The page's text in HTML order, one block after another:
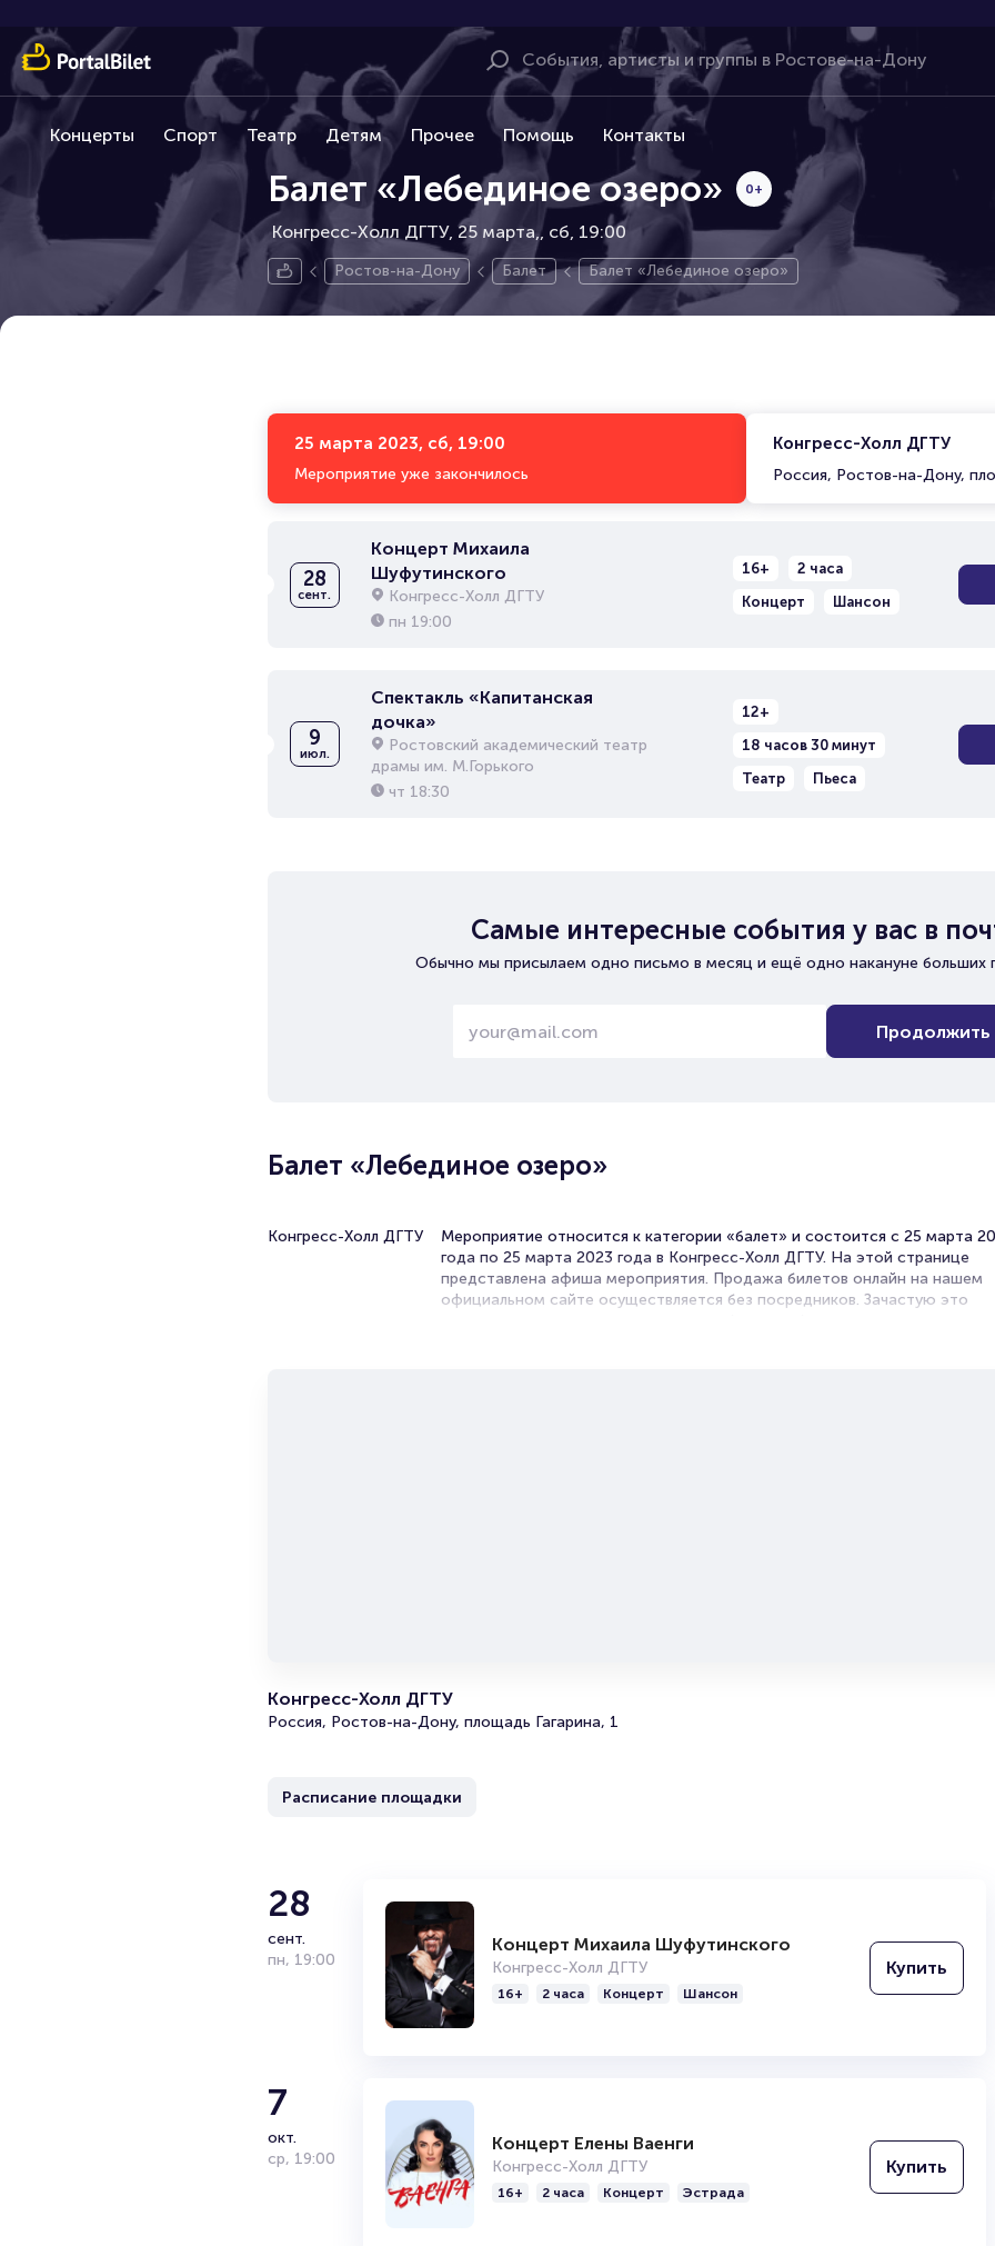
Концерты Спорт Театр Детям Прочее Помощь Контакты
Балет «Лебединое озеро»
Конгресс-Холл ДГТУ, 25 марта,
0+
сб, 19:00
Ростов-на-Дону Балет Балет «Лебединое озеро»
25 марта 2023, сб, 19:00
Мероприятие уже закончилось
Конгресс-Холл ДГТУ
Россия, Ростов-на-Дону,
28
сент.
Концерт Михаила
Шуфутинского
Конгресс-Холл ДГТУ
пн 19:00
16+
2 часа
Концерт
Шансон
9
июл.
Спектакль «Капитанская
дочка»
Ростовский академический театр
драмы им. М.Горького
чт 18:30
12+
18 часов 30 минут
Театр
Пьеса
Самые интересные события у вас в
Обычно мы присылаем одно письмо в месяц и ещё одно накануне больших
Продолжить
Балет «Лебединое озеро»
Конгресс-Холл ДГТУ
Мероприятие относится к категории «балет» и состоится с 25 марта
года по 25 марта 2023 года в Конгресс-Холл ДГТУ. На этой странице
представлена афиша мероприятия. Продажа билетов онлайн на нашем
официальном сайте осуществляется без посредников. Зачастую это
мероприятия разного формата. Среднее время на покупку билета здесь
начиная с выбора места завершая оформлением его в зрительном зале на
пока они есть в наличии.
Продать билет
Брокерам
Организаторам
Конгресс-Холл ДГТУ
Россия, Ростов-на-Дону, площадь Гагарина, 1
Расписание площадки
28
сент.
пн, 19:00
Концерт Михаила Шуфутинского
Конгресс-Холл ДГТУ
16+ 2 часа Концерт Шансон
Купить
7
окт.
ср, 19:00
Концерт Елены Ваенги
Конгресс-Холл ДГТУ
16+ 2 часа Концерт Эстрада
Купить